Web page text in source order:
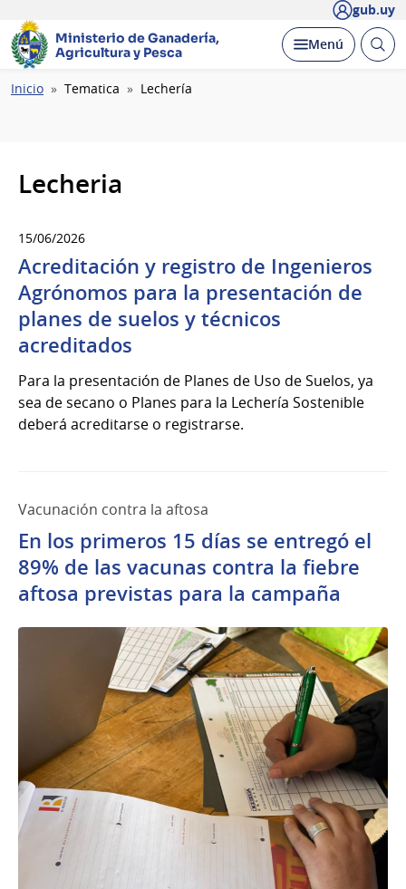
gub.uy
Ministerio de Ganadería,
Agricultura y Pesca
Desplegar
Menú Abrir
Ruta
Inicio Tematica Lechería
Lecheria
15/06/2026
Acreditación y registro de Ingenieros
Agrónomos para la presentación de
planes de suelos y técnicos
acreditados
Para la presentación de Planes de Uso de Suelos, ya
sea de secano o Planes para la Lechería Sostenible
deberá acreditarse o registrarse.
Vacunación contra la aftosa
En los primeros 15 días se entregó el
89% de las vacunas contra la fiebre
aftosa previstas para la campaña